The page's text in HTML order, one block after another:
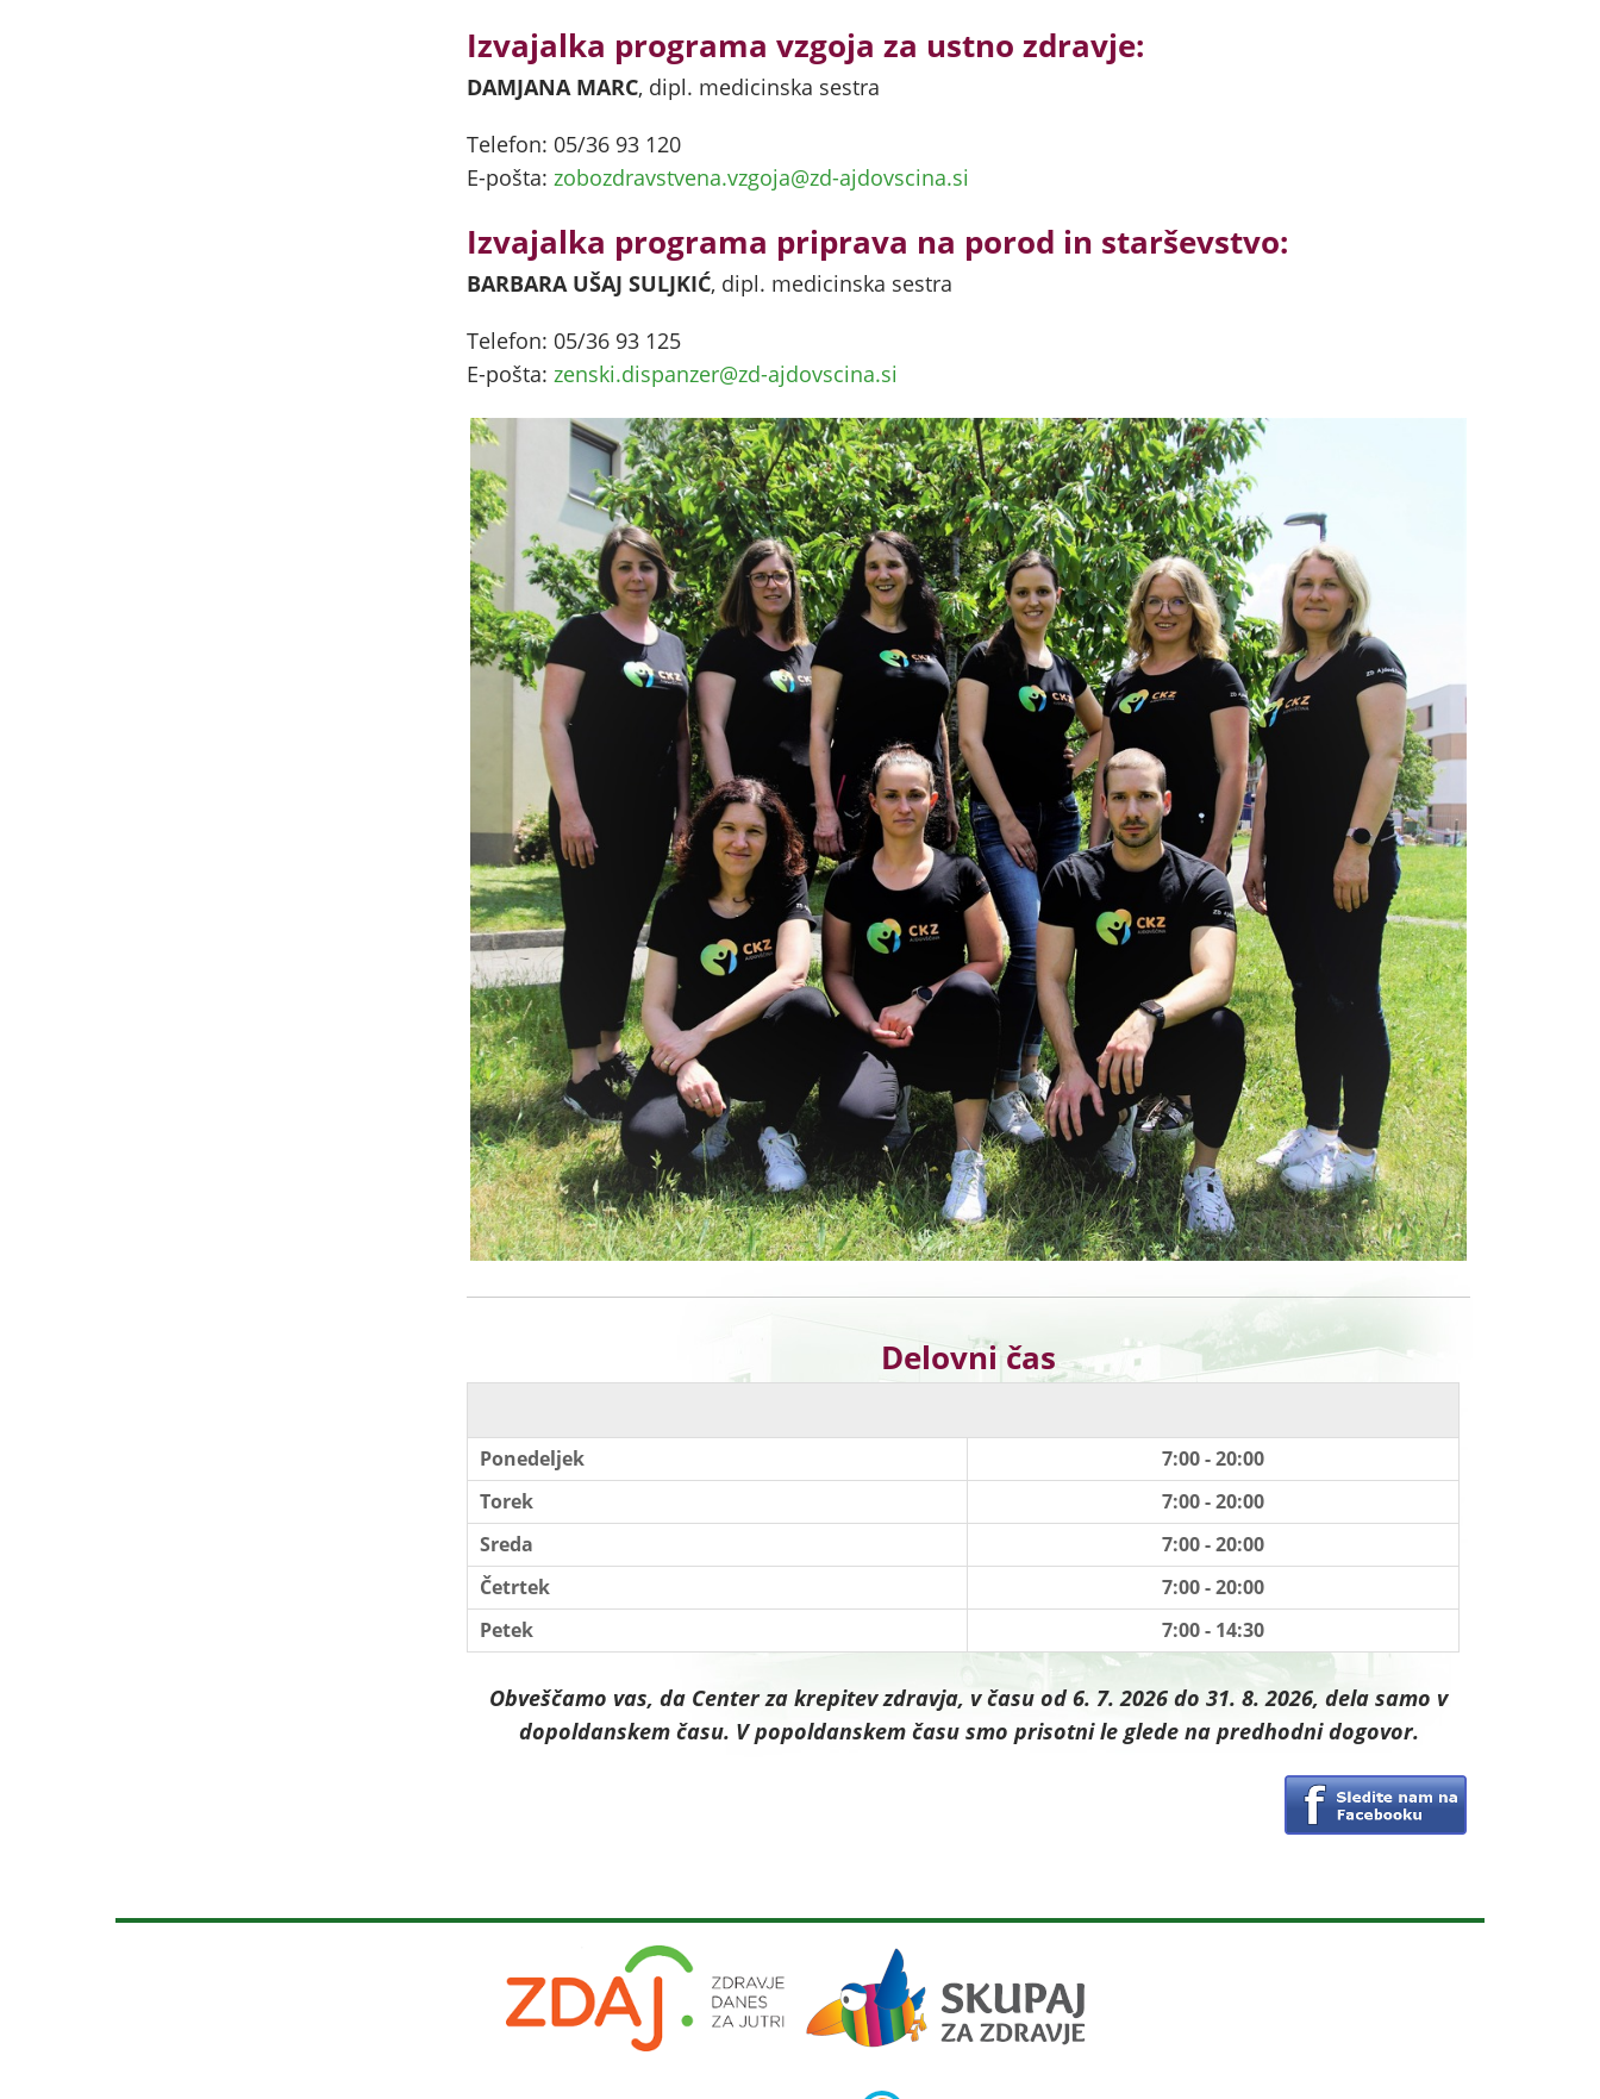
Izvajalka programa vzgoja za ustno zdravje:
DAMJANA MARC, dipl. medicinska sestra
Telefon: 05/36 93 120
E-pošta: zobozdravstvena.vzgoja@zd-ajdovscina.si
Izvajalka programa priprava na porod in starševstvo:
BARBARA UŠAJ SULJKIĆ, dipl. medicinska sestra
Telefon: 05/36 93 125
E-pošta: zenski.dispanzer@zd-ajdovscina.si
Delovni čas
Ponedeljek
7:00 - 20:00
Torek
7:00 - 20:00
Sreda
7:00 - 20:00
Četrtek
7:00 - 20:00
Petek
7:00 - 14:30
Obveščamo vas, da Center za krepitev zdravja, v času od 6. 7. 2026 do 31. 8. 2026, dela samo v
dopoldanskem času. V popoldanskem času smo prisotni le glede na predhodni dogovor.